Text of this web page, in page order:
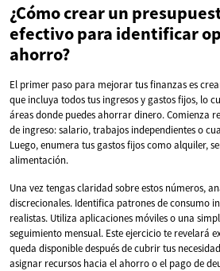
¿Cómo crear un
efectivo para identificar
ahorro?
El primer paso para mejorar tus finanzas es
que incluya todos tus ingresos y gastos fijos, lo
áreas donde puedes ahorrar dinero. Comienza
de ingreso: salario, trabajos independientes o
Luego, enumera tus gastos fijos como alquiler,
alimentación.
Una vez tengas claridad sobre estos números,
discrecionales. Identifica patrones de consumo
realistas. Utiliza aplicaciones móviles o una
seguimiento mensual. Este ejercicio te revelará
queda disponible después de cubrir tus
asignar recursos hacia el ahorro o el pago de